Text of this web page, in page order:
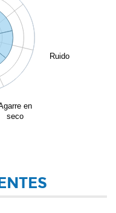
Ruido
en
seco